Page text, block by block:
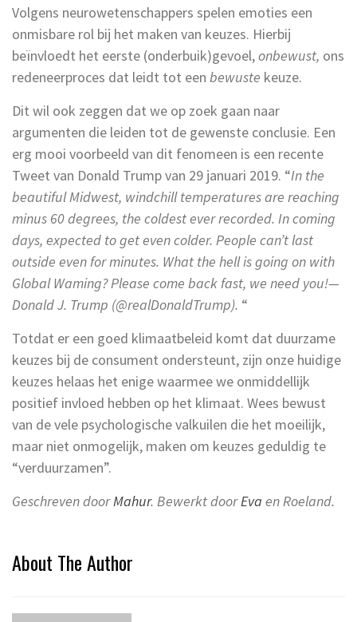
Volgens neurowetenschappers spelen emoties een
onmisbare rol bij het maken van keuzes. Hierbij
beïnvloedt het eerste (onderbuik)gevoel,onbewust, ons
redeneerproces dat leidt tot een bewuste keuze.
Dit wil ook zeggen dat we op zoek gaan naar
argumenten die leiden tot de gewenste conclusie. Een
erg mooi voorbeeld van dit fenomeen is een recente
Tweet van Donald Trump van 29 januari 2019. “In the
beautiful Midwest, windchill temperatures are reaching
minus 60 degrees, the coldest ever recorded. In coming
days, expected to get even colder. People can’t last
outside even for minutes. What the hell is going on with
Global Waming? Please come back fast, we need you!—
Donald J. Trump (@realDonaldTrump). “
Totdat er een goed klimaatbeleid komt dat duurzame
keuzes bij de consument ondersteunt, zijn onze huidige
keuzes helaas het enige waarmee we onmiddellijk
positief invloed hebben op het klimaat. Wees bewust
van de vele psychologische valkuilen die het moeilijk,
maar niet onmogelijk, maken om keuzes geduldig te
“verduurzamen”.
Geschreven doorMahur. Bewerkt doorEva en Roeland.
About The Author